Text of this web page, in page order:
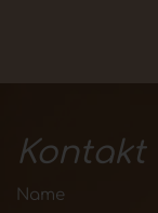
Kontakt
Name